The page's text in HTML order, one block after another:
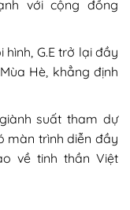
với cộng đồng
G.E trở lại đầy
Hè, khẳng định
suất tham dự
màn trình diễn đầy
về tinh thần Việt